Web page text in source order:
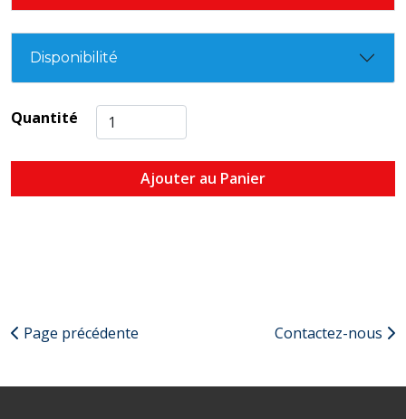
Disponibilité
Quantité
Ajouter au Panier
Page précédente Contactez-nous